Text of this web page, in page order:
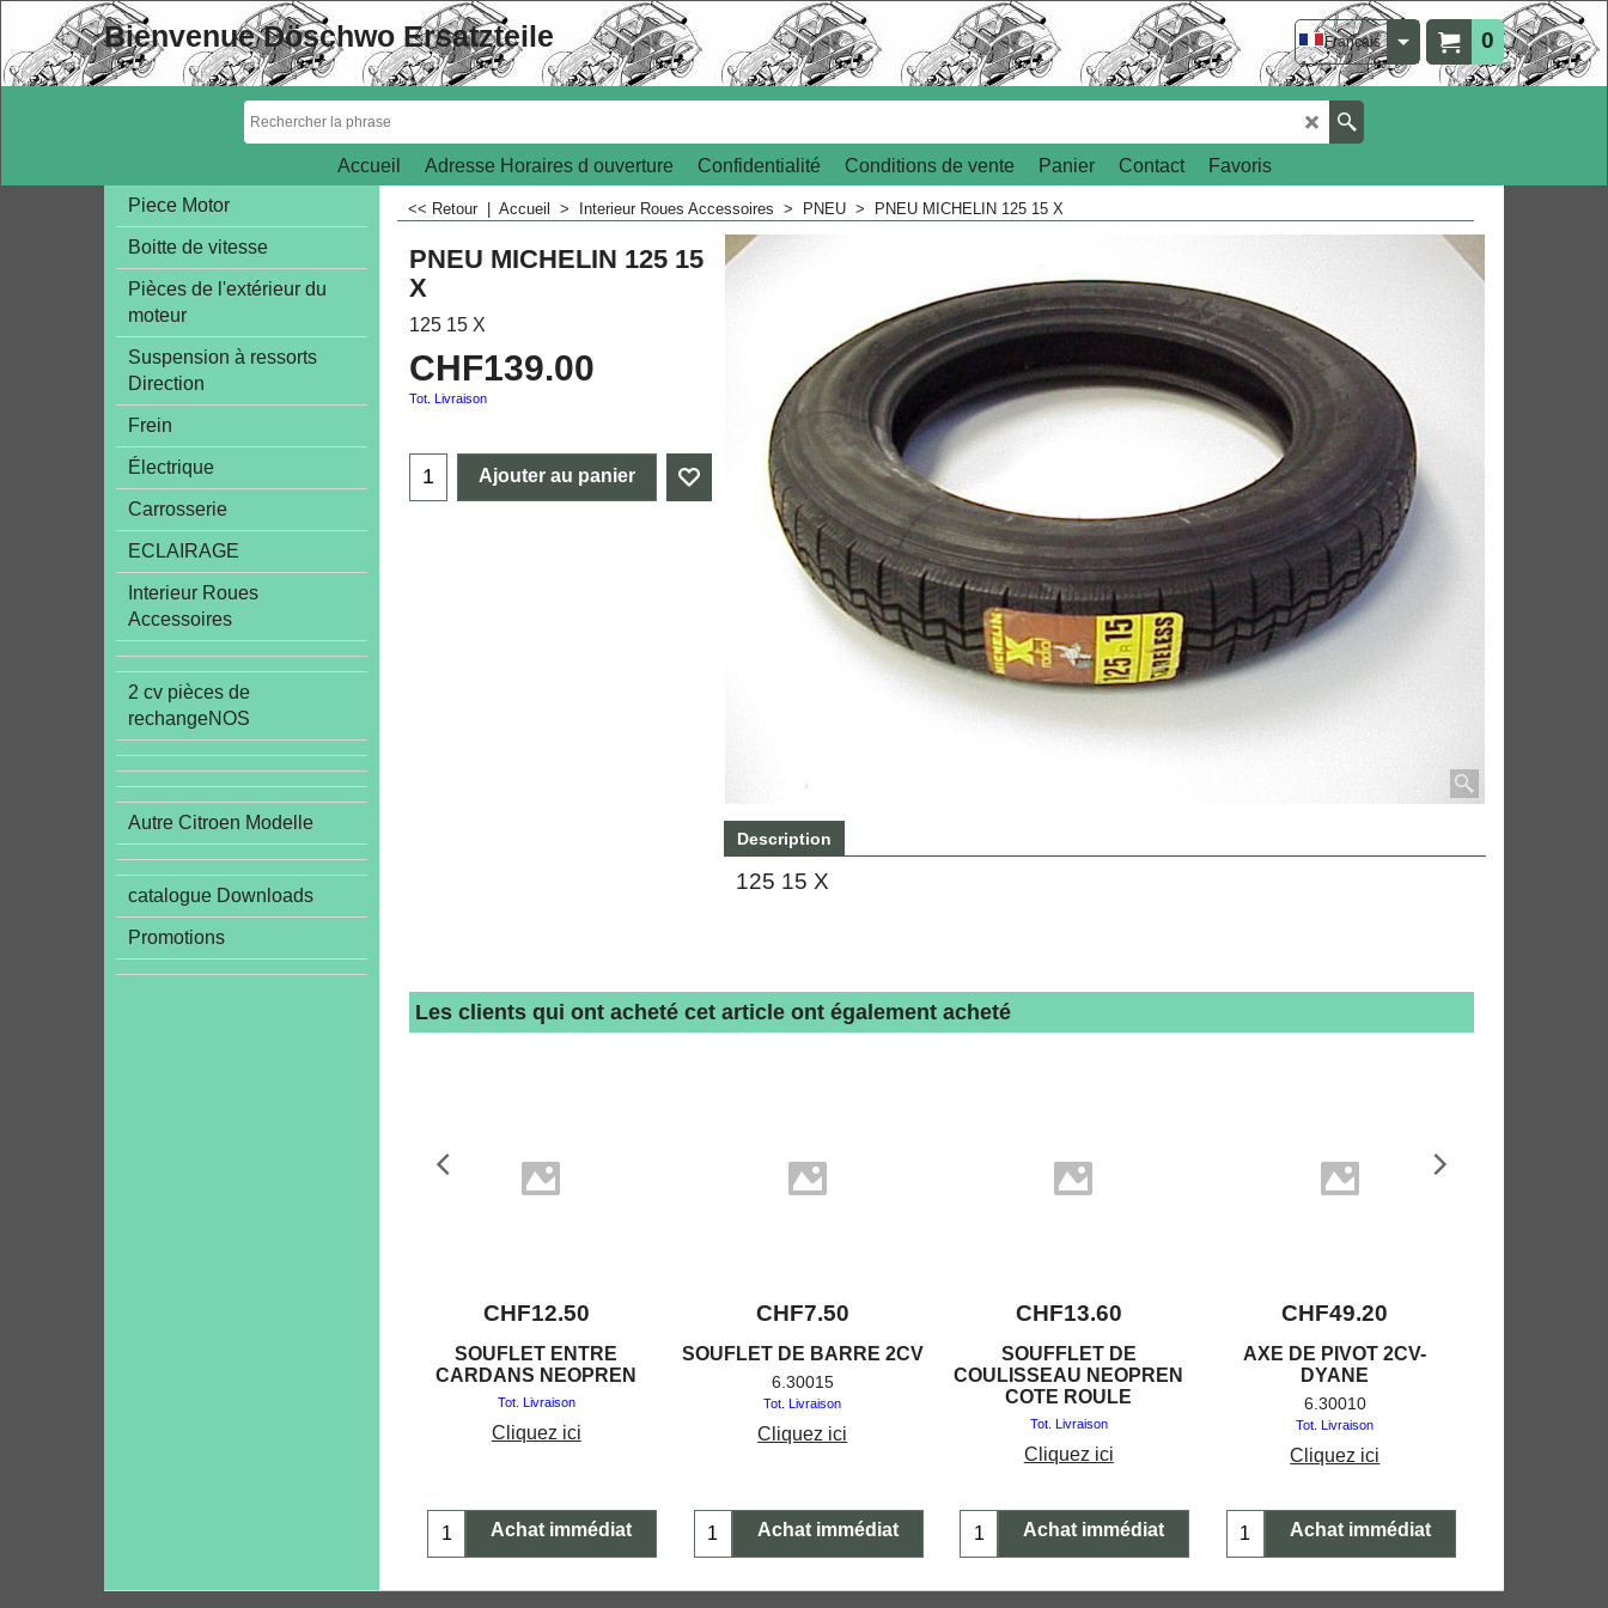
0
Français
Bienvenue Döschwo Ersatzteile
Accueil Adresse Horaires d ouverture Confidentialité Conditions de vente Panier Contact
Favoris
Piece Motor
Boitte de vitesse
Pièces de l'extérieur du
moteur
Suspension à ressorts
Direction
Frein
Électrique
Carrosserie
ECLAIRAGE
Interieur Roues
Accessoires
2 cv pièces de
rechangeNOS
Autre Citroen Modelle
catalogue Downloads
Promotions
<< Retour Accueil > Interieur Roues Accessoires > PNEU > PNEU MICHELIN 125 15 X
PNEU MICHELIN 125 15
X
125 15 X
CHF139.00
Tot. Livraison
Ajouter au panier
Description
125 15 X
Les clients qui ont acheté cet article ont également acheté
CHF12.50
SOUFLET ENTRE
CARDANS NEOPREN
Tot. Livraison
Cliquez ici
Achat immédiat
CHF7.50
SOUFLET DE BARRE 2CV
6.30015
Tot. Livraison
Cliquez ici
Achat immédiat
CHF13.60
SOUFFLET DE
COULISSEAU NEOPREN
COTE ROULE
Tot. Livraison
Cliquez ici
Achat immédiat
CHF49.20
AXE DE PIVOT 2CV-
DYANE
6.30010
Tot. Livraison
Cliquez ici
Achat immédiat